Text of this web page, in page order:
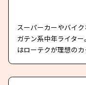
スーパーカーやバイ
ガテン系中年ライタ
はローテクが理想のカ